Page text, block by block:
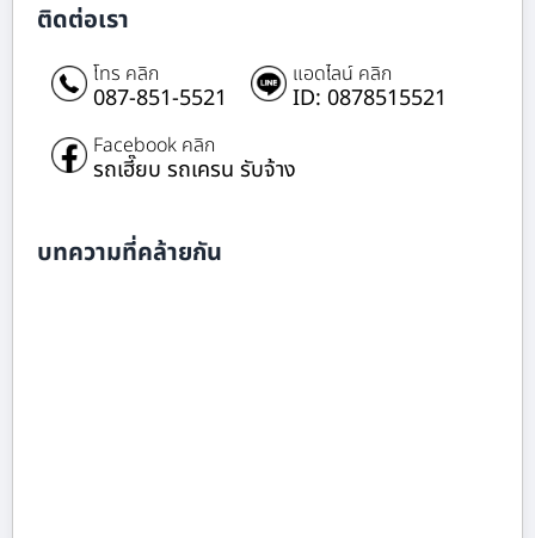
ติดต่อเรา
โทร คลิก
087-851-5521
แอดไลน์ คลิก
ID: 0878515521
Facebook คลิก
รถเฮี๊ยบ รถเครน รับจ้าง
บทความที่คล้ายกัน